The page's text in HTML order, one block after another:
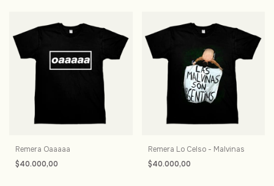
Remera Oaaaaa
$40.000,00
Remera Lo Celso - Malvinas
$40.000,00